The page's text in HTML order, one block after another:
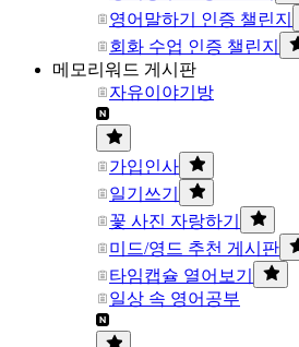
영어말하기 인증 챌린지
회화 수업 인증 챌린지
메모리워드 게시판
자유이야기방
가입인사
일기쓰기
꽃 사진 자랑하기
미드/영드 추천 게시판
타임캡슐 열어보기
일상 속 영어공부